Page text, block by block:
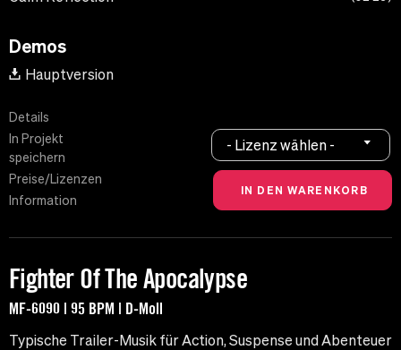
Demos
Hauptversion
Details
In Projekt
speichern
Preise/Lizenzen
Information
- Lizenz wählen -
Fighter Of The Apocalypse
MF-6090 | 95 BPM | D-Moll
Typische Trailer-Musik für Action, Suspense und Abenteuer